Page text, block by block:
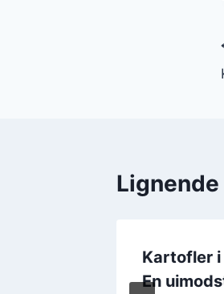
Kartofler i
En